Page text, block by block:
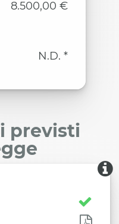
8.500,00 €
N.D. *
previsti